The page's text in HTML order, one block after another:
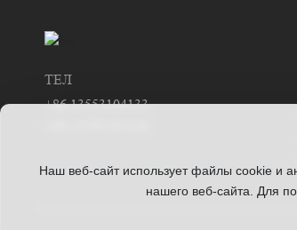
ТЕЛ
+86 13553104133
Наш веб-сайт использует файлы cookie и
нашего веб-сайта. Для